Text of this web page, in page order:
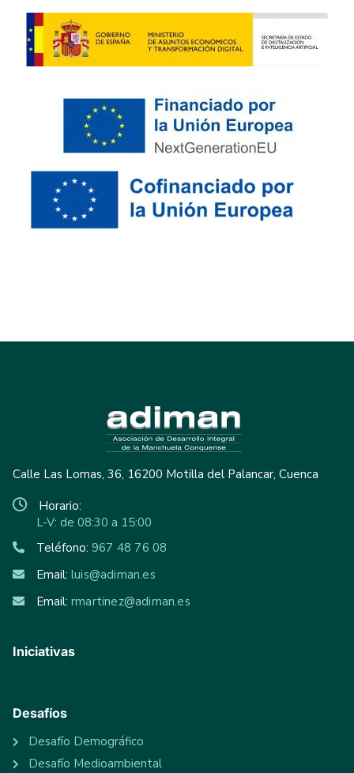
Calle Las Lomas, 36, 16200 Motilla del Palancar, Cuenca
Horario:
L-V: de 08:30 a 15:00
Teléfono: 967 48 76 08
Email: luis@adiman.es
Email: rmartinez@adiman.es
Iniciativas
Desafíos
Desafío Demográfico
Desafío Medioambiental